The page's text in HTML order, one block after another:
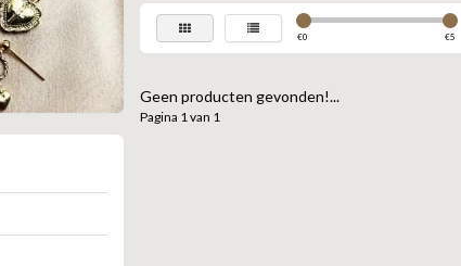
€0 €5
Geen producten gevonden!...
Pagina 1 van 1